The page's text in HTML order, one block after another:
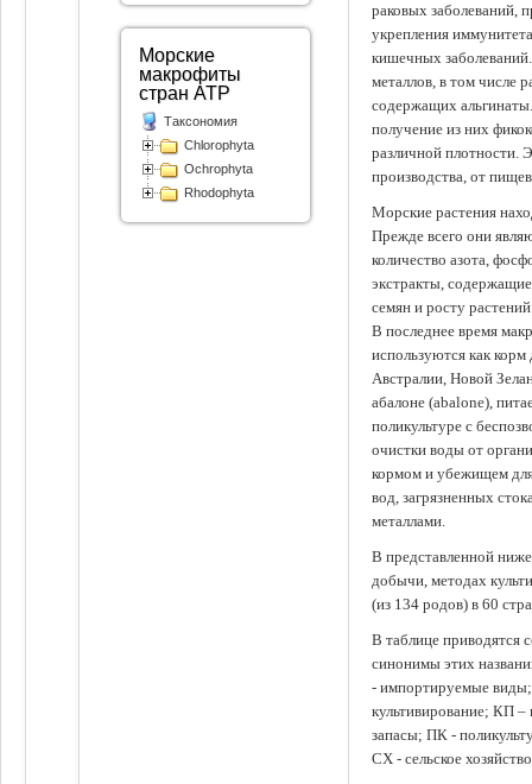
раковых заболеваний,
укрепления
кишечных
металлов, в том числе
содержащих
получение из них
различной плотности.
производства, от
Морские растения
Прежде всего они
количество азота,
экстракты,
семян и росту
В последнее время
используются как
Австралии, Новой
абалоне (abalone),
поликультуре с
очистки воды от
кормом и убежищем
вод, загрязненных
металлами.
В представленной
добычи, методах
(из 134 родов) в 60
В таблице приводятся
синонимы этих
- импортируемые
культивирование; КП
запасы; ПК -
СХ - сельское
Морские
макрофиты
стран АТР
Таксономия
Chlorophyta
Ochrophyta
Rhodophyta